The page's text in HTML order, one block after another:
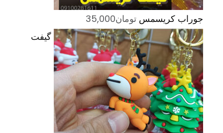
جوراب کریسمس تومان35,000
گیفت